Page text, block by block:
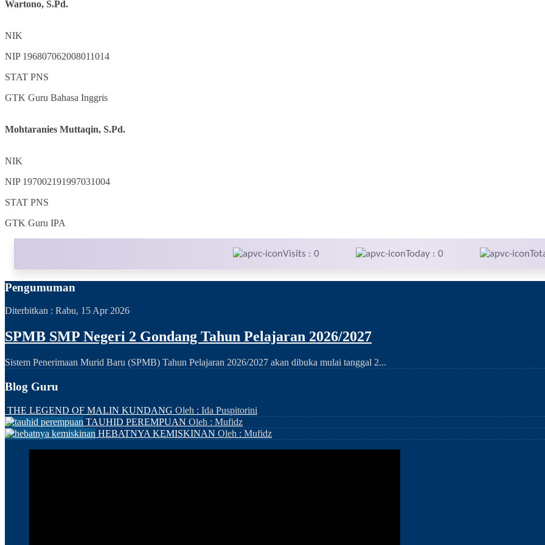
Wartono, S.Pd.
NIK
NIP 196807062008011014
STAT PNS
GTK Guru Bahasa Inggris
Mohtaranies Muttaqin, S.Pd.
NIK
NIP 197002191997031004
STAT PNS
GTK Guru IPA
Visits : 0 Today : 0
Pengumuman
Diterbitkan : Rabu, 15 Apr 2026
SPMB SMP Negeri 2 Gondang Tahun Pelajaran 2026/2027
Sistem Penerimaan Murid Baru (SPMB) Tahun Pelajaran 2026/2027 akan dibuka mulai tanggal 2...
Blog Guru
THE LEGEND OF MALIN KUNDANG Oleh : Ida Puspitorini
TAUHID PEREMPUAN Oleh : Mufidz
HEBATNYA KEMISKINAN Oleh : Mufidz